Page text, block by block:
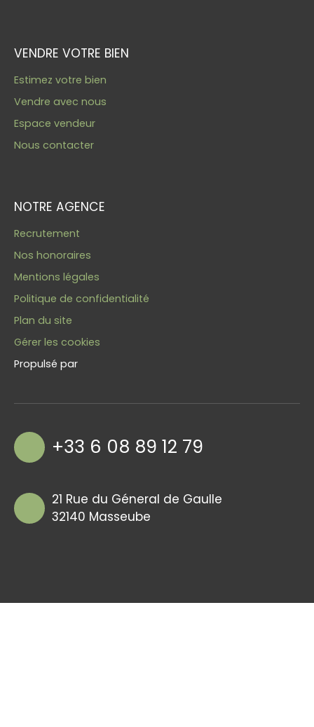
VENDRE VOTRE BIEN
Estimez votre bien
Vendre avec nous
Espace vendeur
Nous contacter
NOTRE AGENCE
Recrutement
Nos honoraires
Mentions légales
Politique de confidentialité
Plan du site
Gérer les cookies
Propulsé par
+33 6 08 89 12 79
21 Rue du Géneral de Gaulle
32140 Masseube